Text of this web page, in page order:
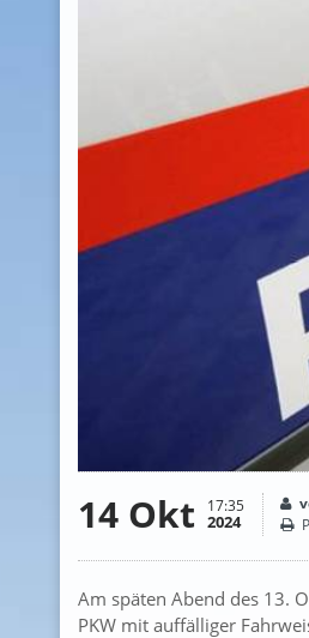
14 Okt 17:35
2024
Am späten Abend des 13.
PKW mit auffälliger